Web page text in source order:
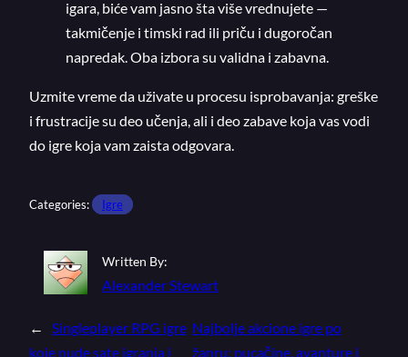
igara, biće vam jasno šta više vrednujete —
takmičenje i timski rad ili priču i dugoročan
napredak. Oba izbora su validna i zabavna.
Uzmite vreme da uživate u procesu isprobavanja: greške
i frustracije su deo učenja, ali i deo zabave koja vas vodi
do igre koja vam zaista odgovara.
Categories: Igre
Written By:
Alexander Stewart
←
Singleplayer RPG igre
koje nude sate igranja i
Najbolje akcione igre po
žanru: pucačine, avanture i